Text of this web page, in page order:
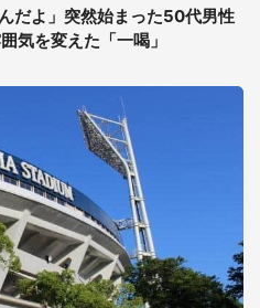
だよ」突然始まった50代男性
気を変えた「一喝」